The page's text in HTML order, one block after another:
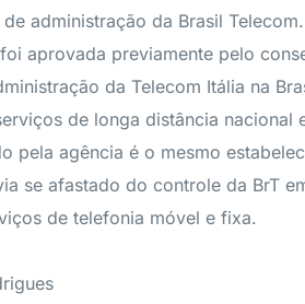
administração da Brasil Telecom.
aprovada previamente pelo
da Telecom Itália na
de longa distância nacional
pela agência é o mesmo
se afastado do controle da BrT
de telefonia móvel e fixa.